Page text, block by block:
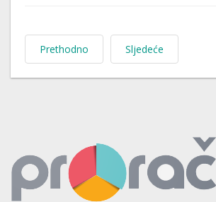
Prethodno Sljedeće